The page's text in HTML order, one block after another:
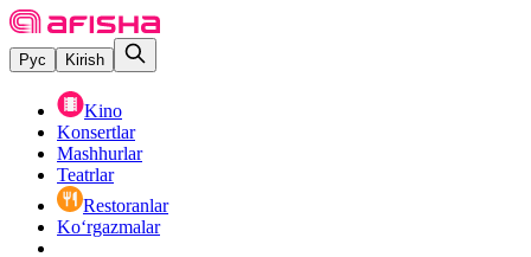
Рус Kirish
Kino
Konsertlar
Mashhurlar
Teatrlar
Restoranlar
Ko‘rgazmalar